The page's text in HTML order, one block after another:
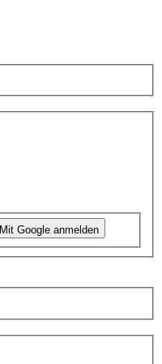
Mit Google anmelden